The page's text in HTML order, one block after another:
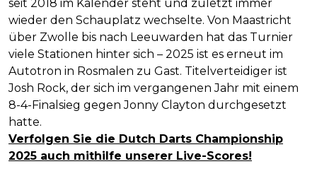
seit 2018 im Kalender steht und zuletzt immer
wieder den Schauplatz wechselte. Von Maastricht
über Zwolle bis nach Leeuwarden hat das Turnier
viele Stationen hinter sich – 2025 ist es erneut im
Autotron in Rosmalen zu Gast. Titelverteidiger ist
Josh Rock, der sich im vergangenen Jahr mit einem
8-4-Finalsieg gegen Jonny Clayton durchgesetzt
hatte.
Verfolgen Sie die Dutch Darts Championship
2025 auch mithilfe unserer Live-Scores!